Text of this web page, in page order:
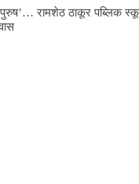
रामशेठ ठाकूर पब्लिक